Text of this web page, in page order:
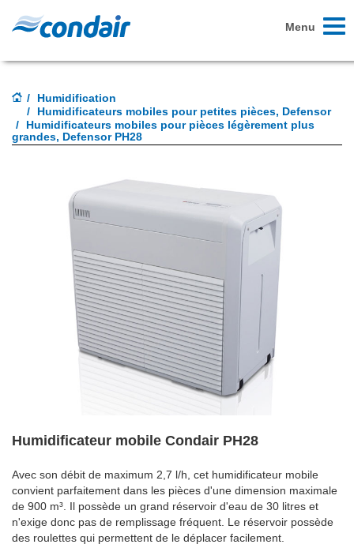
Menu
Humidification
Humidificateurs mobiles pour petites pièces, Defensor
Humidificateurs mobiles pour pièces légèrement plus
grandes, Defensor PH28
Humidificateur mobile Condair PH28
Avec son débit de maximum 2,7 l/h, cet humidificateur mobile
convient parfaitement dans les pièces d'une dimension maximale
de 900 m³. Il possède un grand réservoir d'eau de 30 litres et
n'exige donc pas de remplissage fréquent. Le réservoir possède
des roulettes qui permettent de le déplacer facilement.